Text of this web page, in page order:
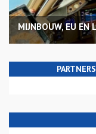
MIJNBOUW, EU EN